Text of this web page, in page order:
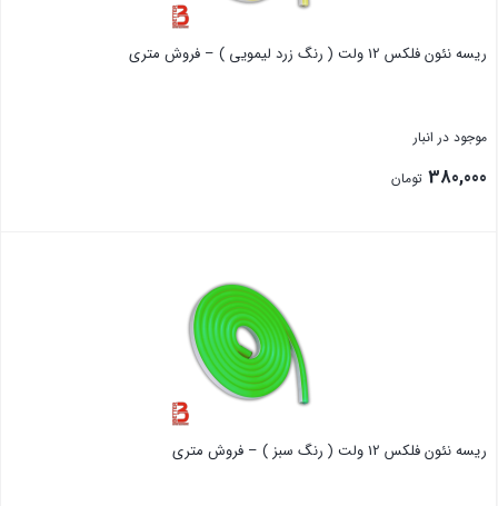
ریسه نئون فلکس 12 ولت ( رنگ زرد لیمویی ) – فروش متری
موجود در انبار
380,000 تومان
ریسه نئون فلکس 12 ولت ( رنگ سبز ) – فروش متری